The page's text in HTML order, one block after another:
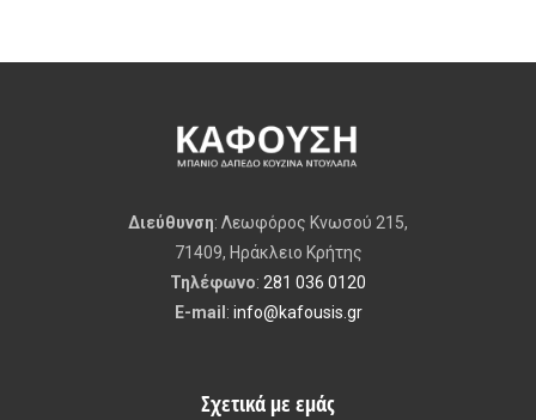
Διεύθυνση: Λεωφόρος Κνωσού 215,
71409, Ηράκλειο Κρήτης
Τηλέφωνο: 281 036 0120
E-mail : info@kafousis.gr
Σχετικά με εμάς